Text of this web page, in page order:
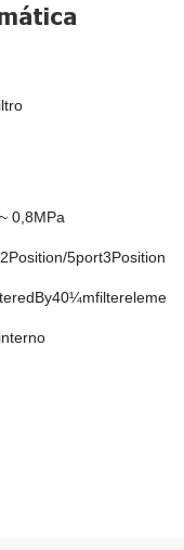
0,8MPa
5port3Position